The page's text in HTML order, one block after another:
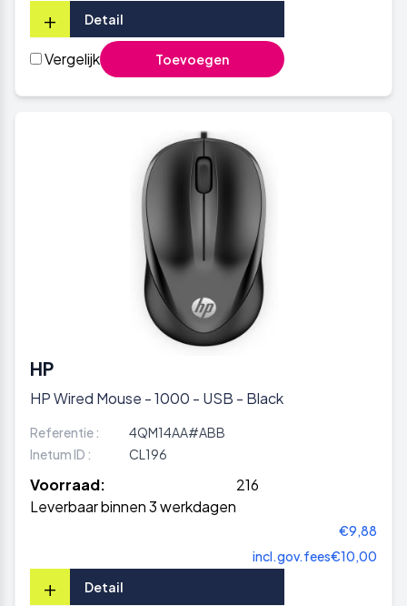
+ Detail
Vergelijk Toevoegen
HP
HP Wired Mouse - 1000 - USB - Black
Referentie :
4QM14AA#ABB
Inetum ID :
CL196
Voorraad:
216
Leverbaar binnen 3 werkdagen
€9,88
incl.gov.fees€10,00
+ Detail